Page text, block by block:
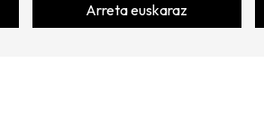
Arreta euskaraz